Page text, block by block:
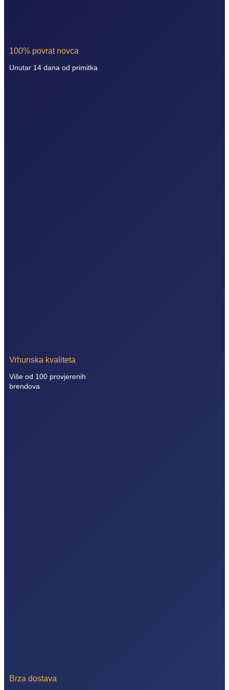
100% povrat novca
Unutar 14 dana od primitka
Vrhunska kvaliteta
Više od 100 provjerenih
brendova
Brza dostava